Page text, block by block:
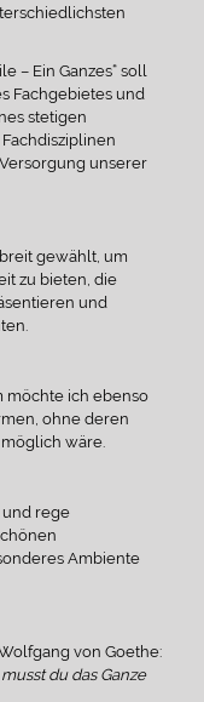
– Ein Ganzes“ soll
Fachgebietes und
stetigen
unserer
gewählt, um
zu bieten, die
und
möchte ich ebenso
ohne deren
wäre.
und rege
Ambiente
von Goethe:
du das Ganze